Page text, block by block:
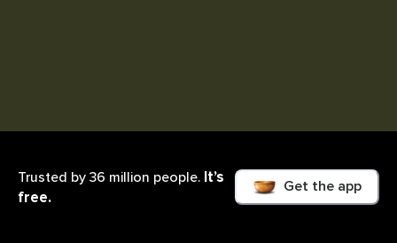
Trusted by 36 million people. It’s
free.
Get the app